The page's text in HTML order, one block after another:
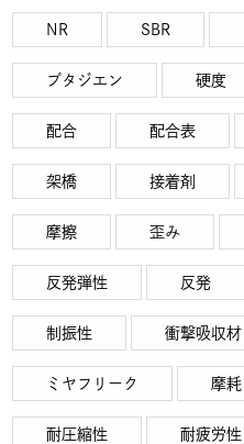
NR SBR
ブタジエン 硬度
配合 配合表
架橋 接着剤
摩擦 歪み
反発弾性 反発
制振性 衝撃吸収材
ミヤフリーク 摩耗
耐圧縮性 耐疲労性